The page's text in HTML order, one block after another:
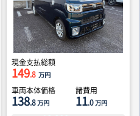
現金支払総額
149.8 万円
車両本体価格
138.8万円
諸費用
11.0万円